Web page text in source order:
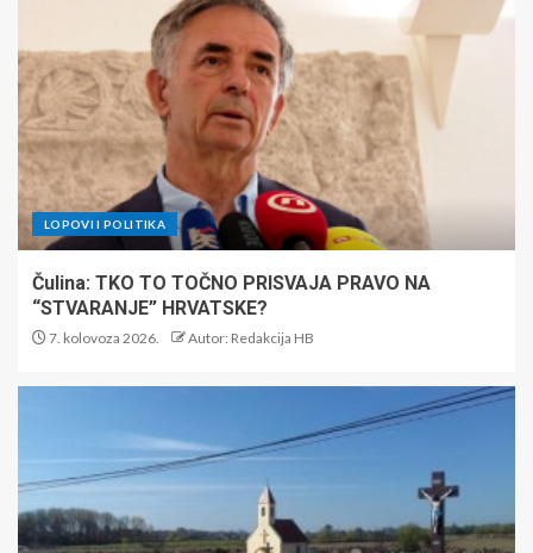
LOPOVI I POLITIKA
Čulina: TKO TO TOČNO PRISVAJA PRAVO NA
“STVARANJE” HRVATSKE?
7. kolovoza 2026. Autor: Redakcija HB